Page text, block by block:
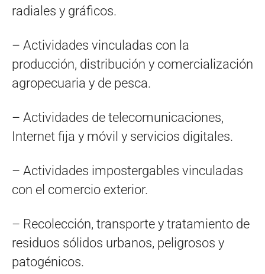
radiales y gráficos.
– Actividades vinculadas con la
producción, distribución y comercialización
agropecuaria y de pesca.
– Actividades de telecomunicaciones,
Internet fija y móvil y servicios digitales.
– Actividades impostergables vinculadas
con el comercio exterior.
– Recolección, transporte y tratamiento de
residuos sólidos urbanos, peligrosos y
patogénicos.